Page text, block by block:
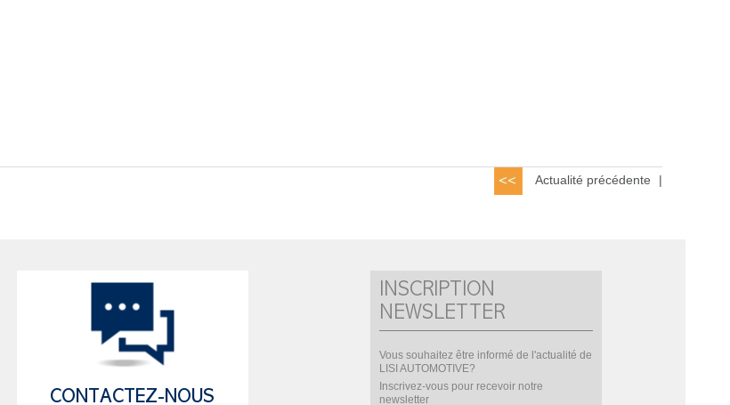
Actualité précédente |
CONTACTEZ-NOUS
INSCRIPTION
NEWSLETTER
Vous souhaitez être informé de l'actualité de
LISI AUTOMOTIVE?
Inscrivez-vous pour recevoir notre
newsletter